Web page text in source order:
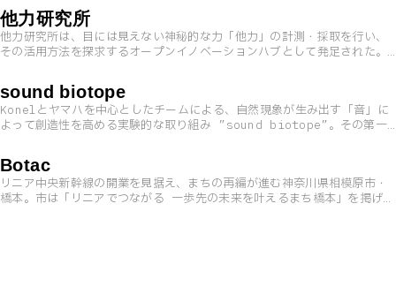
新しい睡眠システムを提案します。
他力研究所
他力研究所は、目には見えない神秘的な力「他力」の計測・採取を行い、
その活用方法を探求するオープンイノベーションハブとして発足された。
sound biotope
Konelとヤマハを中心としたチームによる、自然現象が生み出す「音」に
よって創造性を高める実験的な取り組み ”sound biotope”。その第一
Botac
リニア中央新幹線の開業を見据え、まちの再編が進む神奈川県相模原市・
橋本。市は「リニアでつながる 一歩先の未来を叶えるまち橋本」を掲げ、